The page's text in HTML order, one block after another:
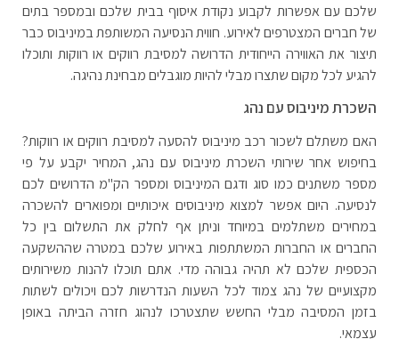
שלכם עם אפשרות לקבוע נקודת איסוף בבית שלכם ובמספר בתים
של חברים המצטרפים לאירוע. חווית הנסיעה המשותפת במיניבוס כבר
תיצור את האווירה הייחודית הדרושה למסיבת רווקים או רווקות ותוכלו
להגיע לכל מקום שתצרו מבלי להיות מוגבלים מבחינת נהיגה.
השכרת מיניבוס עם נהג
האם משתלם לשכור רכב מיניבוס להסעה למסיבת רווקים או רווקות?
בחיפוש אחר שירותי השכרת מיניבוס עם נהג, המחיר יקבע על פי
מספר משתנים כמו סוג ודגם המיניבוס ומספר הק"מ הדרושים לכם
לנסיעה. היום אפשר למצוא מיניבוסים איכותיים ומפוארים להשכרה
במחירים משתלמים במיוחד וניתן אף לחלק את התשלום בין כל
החברים או החברות המשתתפות באירוע שלכם במטרה שההשקעה
הכספית שלכם לא תהיה גבוהה מדי. אתם תוכלו להנות משירותים
מקצועיים של נהג צמוד לכל השעות הנדרשות לכם ויכולים לשתות
בזמן המסיבה מבלי החשש שתצטרכו לנהוג חזרה הביתה באופן
עצמאי.